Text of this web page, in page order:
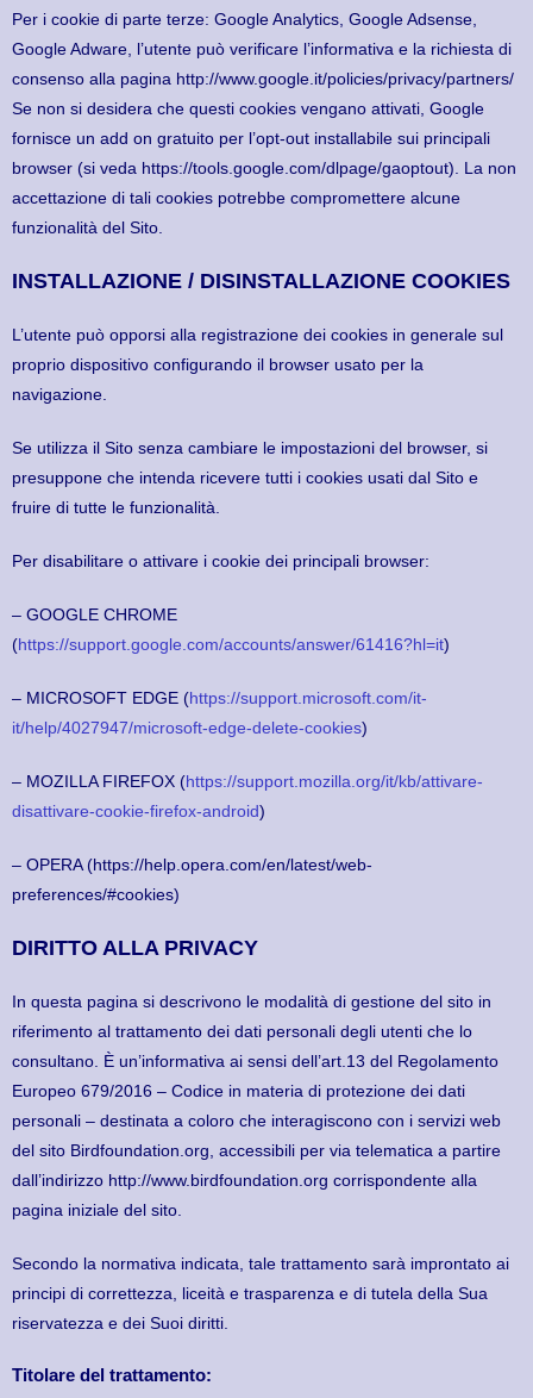
Per i cookie di parte terze: Google Analytics, Google Adsense,
Google Adware, l’utente può verificare l’informativa e la richiesta di
consenso alla pagina http://www.google.it/policies/privacy/partners/
Se non si desidera che questi cookies vengano attivati, Google
fornisce un add on gratuito per l’opt-out installabile sui principali
browser (si veda https://tools.google.com/dlpage/gaoptout). La non
accettazione di tali cookies potrebbe compromettere alcune
funzionalità del Sito.
INSTALLAZIONE / DISINSTALLAZIONE COOKIES
L’utente può opporsi alla registrazione dei cookies in generale sul
proprio dispositivo configurando il browser usato per la
navigazione.
Se utilizza il Sito senza cambiare le impostazioni del browser, si
presuppone che intenda ricevere tutti i cookies usati dal Sito e
fruire di tutte le funzionalità.
Per disabilitare o attivare i cookie dei principali browser:
– GOOGLE CHROME
(https://support.google.com/accounts/answer/61416?hl=it)
– MICROSOFT EDGE (https://support.microsoft.com/it-
it/help/4027947/microsoft-edge-delete-cookies)
– MOZILLA FIREFOX (https://support.mozilla.org/it/kb/attivare-
disattivare-cookie-firefox-android)
– OPERA (https://help.opera.com/en/latest/web-
preferences/#cookies)
DIRITTO ALLA PRIVACY
In questa pagina si descrivono le modalità di gestione del sito in
riferimento al trattamento dei dati personali degli utenti che lo
consultano. È un’informativa ai sensi dell’art.13 del Regolamento
Europeo 679/2016 – Codice in materia di protezione dei dati
personali – destinata a coloro che interagiscono con i servizi web
del sito Birdfoundation.org, accessibili per via telematica a partire
dall’indirizzo http://www.birdfoundation.org corrispondente alla
pagina iniziale del sito.
Secondo la normativa indicata, tale trattamento sarà improntato ai
principi di correttezza, liceità e trasparenza e di tutela della Sua
riservatezza e dei Suoi diritti.
Titolare del trattamento: